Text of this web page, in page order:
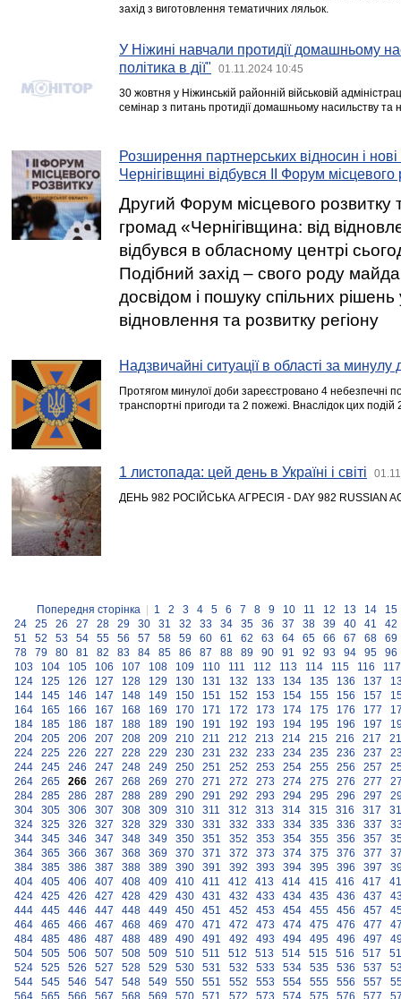
захід з виготовлення тематичних ляльок.
У Ніжині навчали протидії домашньому
політика в дії"
01.11.2024 10:45
30 жовтня у Ніжинській районній військовій
семінар з питань протидії домашньому насильству та
Розширення партнерських відносин і нові
Чернігівщині відбувся ІІ Форум місцевого
Другий Форум місцевого розвитку
громад «Чернігівщина: від
відбувся в обласному центрі
Подібний захід – свого роду
досвідом і пошуку спільних
відновлення та розвитку регіону
Надзвичайні ситуації в області за минулу
Протягом минулої доби зареєстровано 4 небезпечні
транспортні пригоди та 2 пожежі. Внаслідок цих
1 листопада: цей день в Україні і світі
ДЕНЬ 982 РОСІЙСЬКА АГРЕСІЯ - DAY 982 RUSSIAN
Попередня сторінка 1 2 3 4 5 6 7 8 9 10 11 12 13 14
15
24
25 26 27 28 29 30 31 32 33 34 35 36 37 38 39 40 41
42
51
52 53 54 55 56 57 58 59 60 61 62 63 64 65 66 67 68
69
78
79 80 81 82 83 84 85 86 87 88 89 90 91 92 93 94 95
96
103
104 105 106 107 108 109 110 111 112 113 114 115 116
117
124
125 126 127 128 129 130 131 132 133 134 135 136 137
144
145 146 147 148 149 150 151 152 153 154 155 156 157
164
165 166 167 168 169 170 171 172 173 174 175 176 177
184
185 186 187 188 189 190 191 192 193 194 195 196 197
204
205 206 207 208 209 210 211 212 213 214 215 216 217
224
225 226 227 228 229 230 231 232 233 234 235 236 237
244
245 246 247 248 249 250 251 252 253 254 255 256 257
264
265 266 267 268 269 270 271 272 273 274 275 276 277
284
285 286 287 288 289 290 291 292 293 294 295 296 297
304
305 306 307 308 309 310 311 312 313 314 315 316 317
324
325 326 327 328 329 330 331 332 333 334 335 336 337
344
345 346 347 348 349 350 351 352 353 354 355 356 357
364
365 366 367 368 369 370 371 372 373 374 375 376 377
384
385 386 387 388 389 390 391 392 393 394 395 396 397
404
405 406 407 408 409 410 411 412 413 414 415 416 417
424
425 426 427 428 429 430 431 432 433 434 435 436 437
444
445 446 447 448 449 450 451 452 453 454 455 456 457
464
465 466 467 468 469 470 471 472 473 474 475 476 477
484
485 486 487 488 489 490 491 492 493 494 495 496 497
504
505 506 507 508 509 510 511 512 513 514 515 516 517
524
525 526 527 528 529 530 531 532 533 534 535 536 537
544
545 546 547 548 549 550 551 552 553 554 555 556 557
564
565 566 567 568 569 570 571 572 573 574 575 576 577